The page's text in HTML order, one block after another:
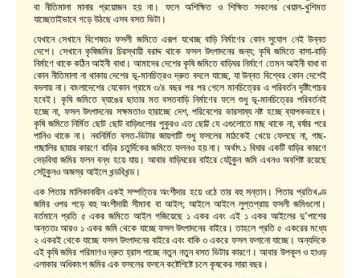
বা নীতিমালা মানার প্রয়োজন হয় না। ফলে অশিক্ষিত ও শিক্ষিত সকলের খেয়াল-খুশিমত
যাচ্ছেতাইভাবে গড়ে উঠছে এসব বসত ভিটা।
যেখানে সেখানে বিশেষতঃ ফসলী জমিতে এরূপ যথেচ্ছ বাড়ি নির্মাণের কোন সুযোগ নেই উন্নত
দেশে। সেখানে কৃষিজমির চিরস্থায়ী বরাদ্দ থাকে ফসল উৎপাদনের জন্য; কৃষি জমিতে বাসা-বাড়ি
নির্মাণে থাকে কঠিন আইনী বাধা। আমাদের দেশের কৃষি জমিতে বাড়িঘর নির্মাণে তেমন আইনী বাধা বা
কোন নীতিমালা না থাকায় দেশের ভূ-মানচিত্রও দ্রুত বদলে যাচ্ছে, যা উন্নত বিশ্বের কোন দেশেই
বদলায় না। বাংলাদেশের যেকোন গ্রামে ৩/৪ বছর পর পর গেলে মানচিত্রের এ পরিবর্তন দৃষ্টিগোচর
হবেই। কৃষি জমিতে ব্যাঙের ছাতার মত বসতবাড়ি নির্মাণের ফলে শুধু ভূ-মানচিত্রের পরিবর্তনই
হচ্ছে না, ফসল উৎপাদনের সক্ষমতাও হারাচ্ছে দেশ, পরিবেশের ভারসাম্য নষ্ট হচ্ছে ব্যাপকভাবে।
কৃষি জমিতে নির্মিত ছোট ছোট বাড়িগুলোর পুকুরও এত ছোট্ট যে এগুলোতে মাছ থাকে না, বর্ষার পরে
পানিও থাকে না। নবনির্মিত বসত-ভিটার জায়গাটি শুধু ফসলের মাঠকেই খেয়ে ফেলছে না, গাছ-
গাছালির ছায়ার কারণে বাড়ির চতুর্দিকের জমিতে ফলনও হয় না। অর্থাৎ ১ বিঘার একটি বাড়ির কারণে
দেড়বিঘা জমির ফলন বন্ধ হয়ে যায়। আবার বাড়িঘরের বাইরে যেটুকুন জমি এখনও অবশিষ্ট রয়েছে
সেটুকুনও অজস্র আইলে খন্ডবিখন্ড।
এক পিতার মালিকানাধীন একই সম্পত্তির অংশীদার হয়ে ওঠে তার বহু সন্তান। পিতার প্রতিখণ্ড
জমির ওপর পড়ে বহু অংশীদারী সীমানা বা আইল; আইলে আইলে লুপ্তপ্রায় ফসলী জমিগুলো।
বর্তমানে প্রতি ৫ একর জমিতে আইল গজিয়েছে ১ একর এবং এই ১ একর আইলের দু’পাশের
অন্ততঃ আরও ১ একর জমি থেকে যাচ্ছে ফসল উৎপাদনের বাইরে। তাহলে প্রতি ৫ একরের মধ্যে
২ একরই থেকে যাচ্ছে ফসল উৎপাদনের বাইরে এবং বাকি ৩ একরে ফসল ফলানো যাচ্ছে। অন্যদিকে
এই কৃষি জমির পরিমাণও দ্রুত হ্রাস পাচ্ছে নতুন নতুন বসত ভিটার কারণে। আবার উপকূল ও হাওড়
এলাকার অধিকাংশ জমির এক ফসলের ফলনে কষ্টেশিষ্টে চলে কৃষকের সারা বছর।